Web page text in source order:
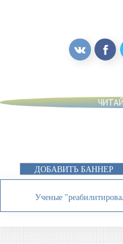
ДОБАВИТЬ БАННЕР
Ученые